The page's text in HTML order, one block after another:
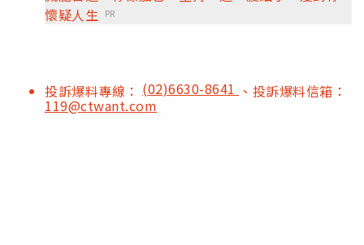
懷疑人生 PR
投訴爆料專線： (02)6630-8641 、投訴爆料信箱：
119@ctwant.com